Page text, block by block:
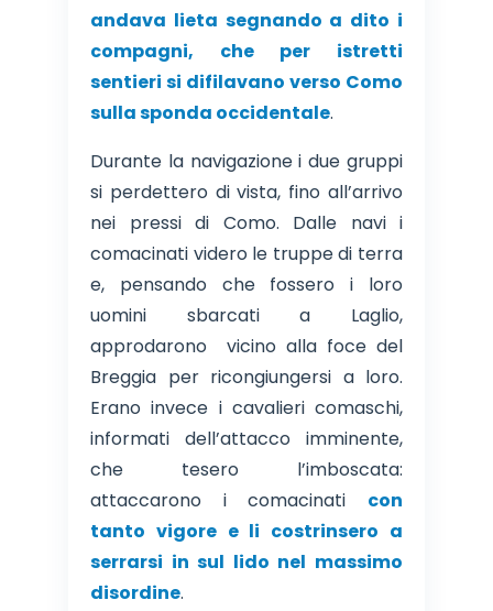
andava lieta segnando a dito i
compagni, che per istretti
sentieri si difilavano verso Como
sulla sponda occidentale.
Durante la navigazione i due gruppi
si perdettero di vista, fino all’arrivo
nei pressi di Como. Dalle navi i
comacinati videro le truppe di terra
e, pensando che fossero i loro
uomini sbarcati a Laglio,
approdarono vicino alla foce del
Breggia per ricongiungersi a loro.
Erano invece i cavalieri comaschi,
informati dell’attacco imminente,
che tesero l’imboscata:
attaccarono i comacinati con
tanto vigore e li costrinsero a
serrarsi in sul lido nel massimo
disordine.